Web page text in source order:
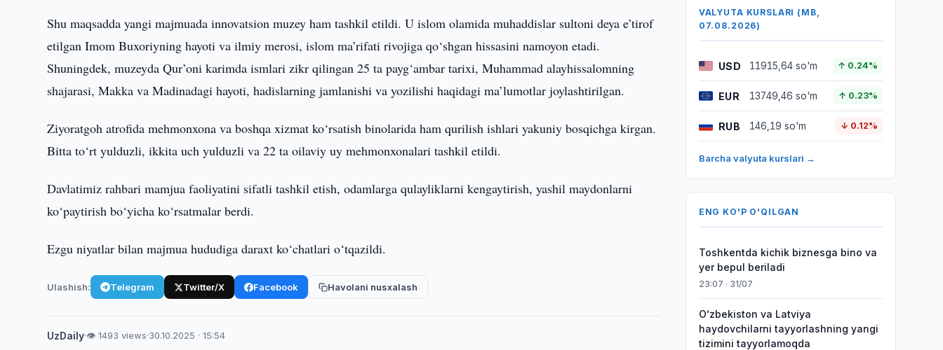
Shu maqsadda yangi majmuada innovatsion muzey ham tashkil etildi. U islom olamida muhaddislar sultoni deya e’tirof
etilgan Imom Buxoriyning hayoti va ilmiy merosi, islom ma’rifati rivojiga qo‘shgan hissasini namoyon etadi.
Shuningdek, muzeyda Qur’oni karimda ismlari zikr qilingan 25 ta payg‘ambar tarixi, Muhammad alayhissalomning
shajarasi, Makka va Madinadagi hayoti, hadislarning jamlanishi va yozilishi haqidagi ma’lumotlar joylashtirilgan.
Ziyoratgoh atrofida mehmonxona va boshqa xizmat ko‘rsatish binolarida ham qurilish ishlari yakuniy bosqichga kirgan.
Bitta to‘rt yulduzli, ikkita uch yulduzli va 22 ta oilaviy uy mehmonxonalari tashkil etildi.
Davlatimiz rahbari mamjua faoliyatini sifatli tashkil etish, odamlarga qulayliklarni kengaytirish, yashil maydonlarni
ko‘paytirish bo‘yicha ko‘rsatmalar berdi.
Ezgu niyatlar bilan majmua hududiga daraxt ko‘chatlari o‘tqazildi.
Ulashish: Telegram Twitter/X Facebook Havolani nusxalash
UzDaily·👁 1493 views·30.10.2025 · 15:54
VALYUTA KURSLARI (MB,
07.08.2026)
USD 11915,64 so'm ↑ 0.24%
EUR 13749,46 so'm ↑ 0.23%
RUB 146,19 so'm ↓ 0.12%
Barcha valyuta kurslari →
ENG KO'P O'QILGAN
Toshkentda kichik biznesga bino va
yer bepul beriladi
23:07 · 31/07
Oʻzbekiston va Latviya
haydovchilarni tayyorlashning yangi
tizimini tayyorlamoqda